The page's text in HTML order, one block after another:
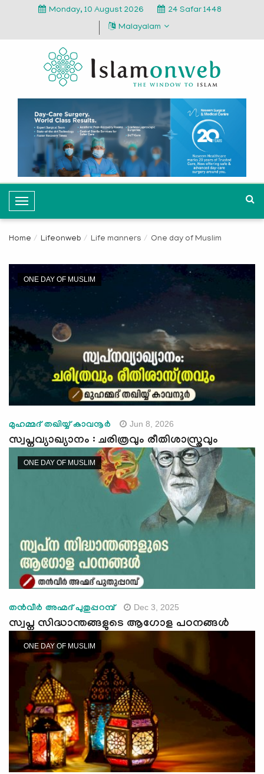
Monday, 10 August 2026
24 Safar 1448
Malayalam
T
o
e
N
i
g
Home Lifeonweb Life manners One day of Muslim
ONE DAY OF MUSLIM
മുഹമ്മദ് തഖിയ്യ് കാവനൂർ Jun 8, 2026
സ്വപ്നവ്യാഖ്യാനം : ചരിത്രവും രീതിശാസ്ത്രവും
ONE DAY OF MUSLIM
തന്‍വീര്‍ അഹ്മദ് പുതുപ്പറമ്പ് Dec 3, 2025
സ്വപ്ന സിദ്ധാന്തങ്ങളുടെ ആഗോള പഠനങ്ങൾ
ONE DAY OF MUSLIM